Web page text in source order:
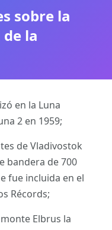
sobre la
la
en la Luna
2 en 1959;
de Vladivostok
bandera de 700
fue incluida en el
Récords;
Elbrus la